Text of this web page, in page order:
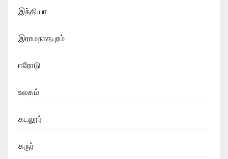
இந்தியா
இராமநாதபுரம்
ஈரோடு
உலகம்
கடலூர்
கருர்